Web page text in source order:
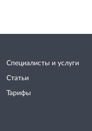
Специалисты и услуги
Статьи
Тарифы